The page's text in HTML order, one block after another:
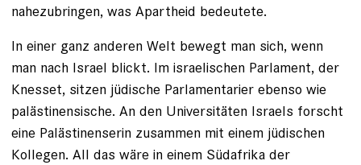
nahezubringen, was Apartheid bedeutete.
In einer ganz anderen Welt bewegt man sich, wenn
man nach Israel blickt. Im israelischen Parlament, der
Knesset, sitzen jüdische Parlamentarier ebenso wie
palästinensische. An den Universitäten Israels forscht
eine Palästinenserin zusammen mit einem jüdischen
Kollegen. All das wäre in einem Südafrika der